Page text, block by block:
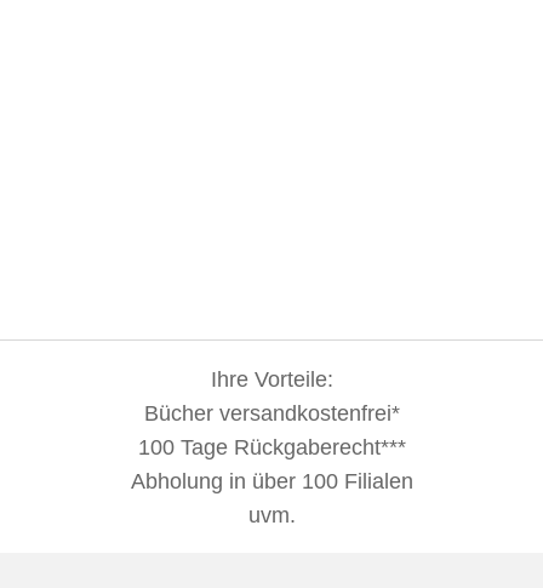
Ihre Vorteile:
Bücher versandkostenfrei*
100 Tage Rückgaberecht***
Abholung in über 100 Filialen
uvm.